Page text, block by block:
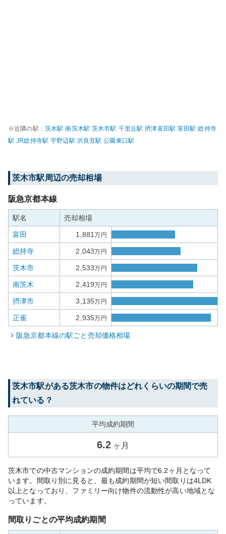
※近隣の駅： 茨木駅 南茨木駅 茨木市駅 千里丘駅 摂津富田駅 富田駅 総持寺
駅 JR総持寺駅 宇野辺駅 沢良宜駅 公園東口駅
茨木市駅周辺の売却相場
阪急京都本線
駅名 売却相場
富田 1,881万円
総持寺 2,043万円
茨木市 2,533万円
南茨木 2,419万円
摂津市 3,135万円
正雀 2,935万円
阪急京都本線の駅ごと売却価格相場
茨木市駅がある茨木市の物件はどれくらいの期間で売
れている？
平均成約期間
6.2 ヶ月
茨木市での中古マンションの成約期間は平均で6.2ヶ月となって
います。間取り別に見ると、最も成約期間が短い間取りは4LDK
以上となっており、ファミリー向け物件の流動性が高い地域とな
っています。
間取りごとの平均成約期間